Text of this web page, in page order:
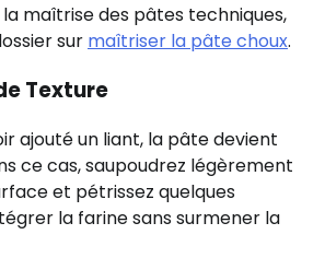
maîtrise des pâtes techniques,
sur maîtriser la pâte choux.
Texture
ajouté un liant, la pâte devient
ce cas, saupoudrez légèrement
et pétrissez quelques
la farine sans surmener la